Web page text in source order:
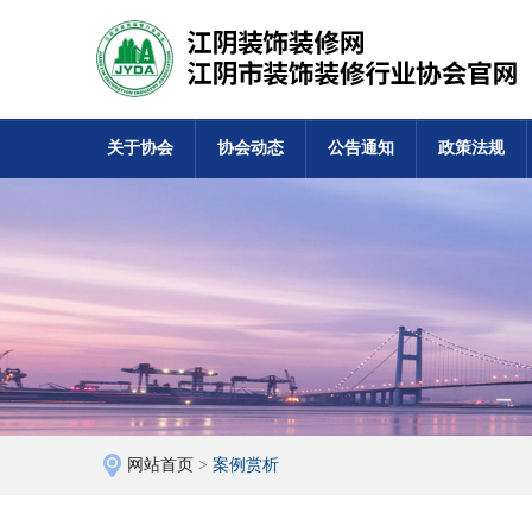
关于协会 协会动态 公告通知 政策法规
网站首页 > 案例赏析